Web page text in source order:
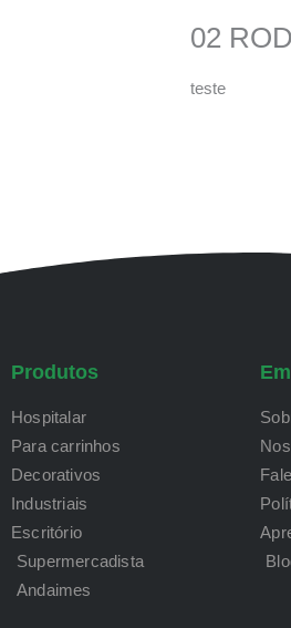
02
teste
Produtos
Hospitalar
Para carrinhos
Decorativos
Industriais
Escritório
Supermercadista
Andaimes